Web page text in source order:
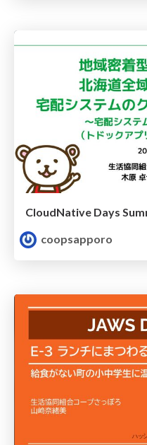
coopsapporo